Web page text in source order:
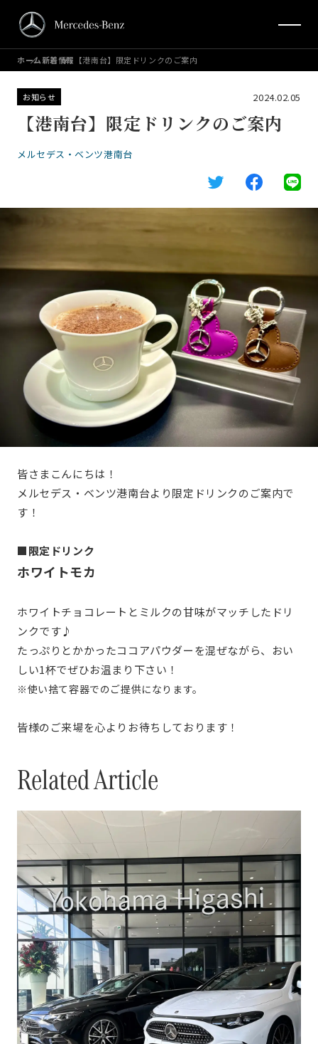
ホーム新着情報 【港南台】限定ドリンクのご案内
お知らせ 2024.02.05
【港南台】限定ドリンクのご案内
メルセデス・ベンツ港南台
皆さまこんにちは！
メルセデス・ベンツ港南台より限定ドリンクのご案内で
す！
■限定ドリンク
ホワイトモカ
ホワイトチョコレートとミルクの甘味がマッチしたドリ
ンクです♪
たっぷりとかかったココアパウダーを混ぜながら、おい
しい1杯でぜひお温まり下さい！
※使い捨て容器でのご提供になります。
皆様のご来場を心よりお待ちしております！
Related Article